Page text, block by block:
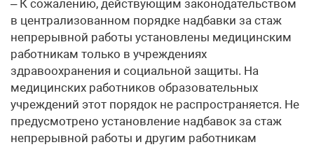
– К сожалению, действующим законодательством
в централизованном порядке надбавки за стаж
непрерывной работы установлены медицинским
работникам только в учреждениях
здравоохранения и социальной защиты. На
медицинских работников образовательных
учреждений этот порядок не распространяется. Не
предусмотрено установление надбавок за стаж
непрерывной работы и другим работникам